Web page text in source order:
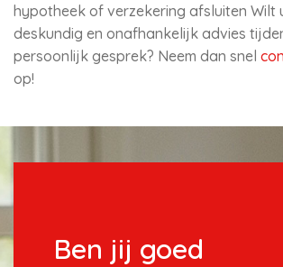
hypotheek of verzekering afsluiten Wilt
deskundig en onafhankelijk advies
persoonlijk gesprek? Neem dan snel
op!
Ben jij goed